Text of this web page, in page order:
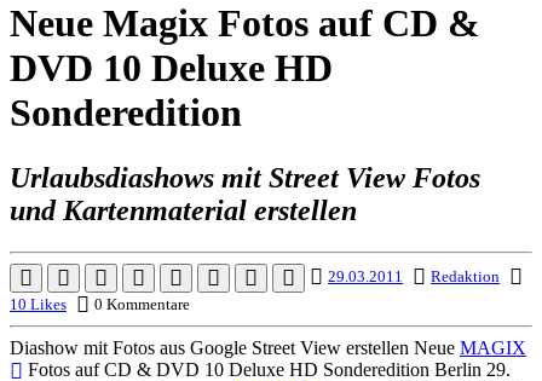
Neue Magix Fotos auf CD &
DVD 10 Deluxe HD
Sonderedition
Urlaubsdiashows mit Street View Fotos
und Kartenmaterial erstellen
29.03.2011
Redaktion
10 Likes
0 Kommentare
Diashow mit Fotos aus Google Street View erstellen Neue MAGIX
Fotos auf CD & DVD 10 Deluxe HD Sonderedition Berlin 29.